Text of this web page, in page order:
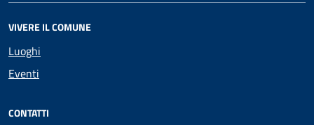
VIVERE IL COMUNE
Luoghi
Eventi
CONTATTI